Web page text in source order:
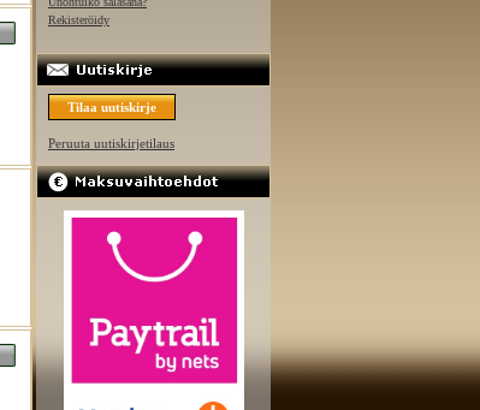
Rekisteröidy
Tilaa uutiskirje
Peruuta uutiskirjetilaus